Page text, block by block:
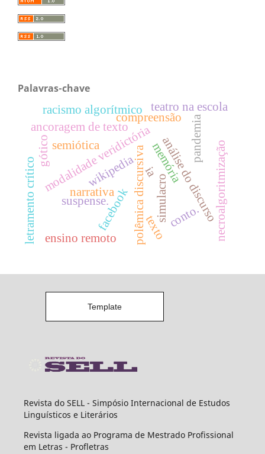
Palavras-chave
análise do discurso
polêmica discursiva
facebook simulacro
semiótica
modalidade veridictória
suspense.
memória
narrativa
conto.
ancoragem de texto
compreensão
texto necroalgoritmização
ia
racismo algorítmico
letramento crítico
teatro na escola
ensino remoto
pandemia
wikipedia
gótico
Template
Revista do SELL - Simpósio Internacional de Estudos
Linguísticos e Literários
Revista ligada ao Programa de Mestrado Profissional
em Letras - Profletras